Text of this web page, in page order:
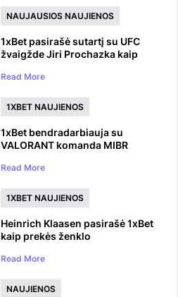
NAUJAUSIOS NAUJIENOS
1xBet pasirašė sutartį su UFC
žvaigžde Jiri Prochazka kaip
Read More
1XBET NAUJIENOS
1xBet bendradarbiauja su
VALORANT komanda MIBR
Read More
1XBET NAUJIENOS
Heinrich Klaasen pasirašė 1xBet
kaip prekės ženklo
Read More
NAUJIENOS